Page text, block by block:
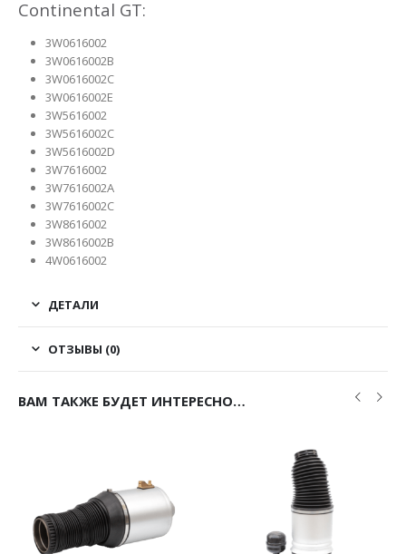
Continental GT:
3W0616002
3W0616002B
3W0616002C
3W0616002E
3W5616002
3W5616002C
3W5616002D
3W7616002
3W7616002A
3W7616002C
3W8616002
3W8616002B
4W0616002
ДЕТАЛИ
ОТЗЫВЫ (0)
ВАМ ТАКЖЕ БУДЕТ ИНТЕРЕСНО…